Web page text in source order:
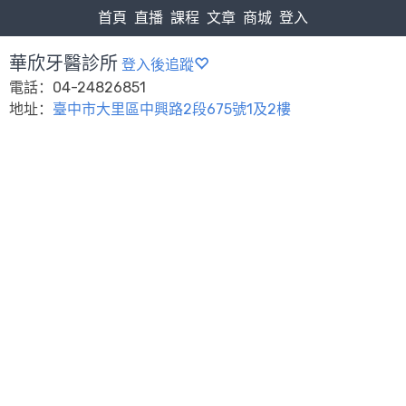
首頁 直播 課程 文章 商城 登入
華欣牙醫診所 登入後追蹤
電話：04-24826851
地址： 臺中市大里區中興路2段675號1及2樓